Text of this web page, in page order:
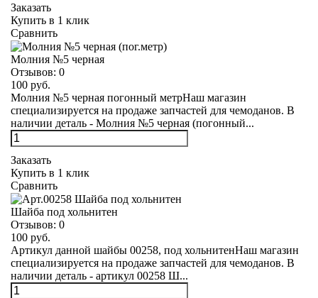
Заказать
Купить в 1 клик
Сравнить
Молния №5 черная
Отзывов: 0
100 руб.
Молния №5 черная погонный метрНаш магазин
специализируется на продаже запчастей для чемоданов. В
наличии деталь - Молния №5 черная (погонный...
Заказать
Купить в 1 клик
Сравнить
Шайба под хольнитен
Отзывов: 0
100 руб.
Артикул данной шайбы 00258, под хольнитенНаш магазин
специализируется на продаже запчастей для чемоданов. В
наличии деталь - артикул 00258 Ш...